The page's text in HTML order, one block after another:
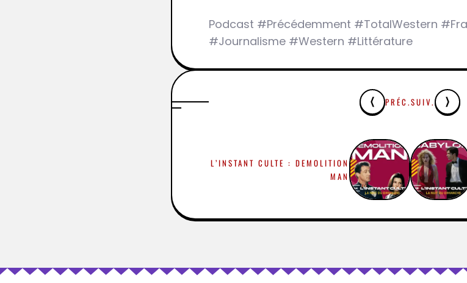
Podcast #Précédemment #TotalWestern
#Journalisme #Western #Littérature
PRÉC.SUIV.
L’INSTANT CULTE : DEMOLITION
MAN